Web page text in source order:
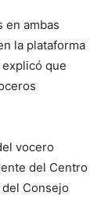
en ambas
la plataforma
que
vocero
del Centro
Consejo